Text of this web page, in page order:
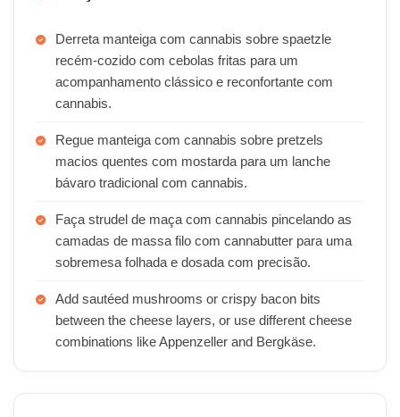
Derreta manteiga com cannabis sobre spaetzle
recém-cozido com cebolas fritas para um
acompanhamento clássico e reconfortante com
cannabis.
Regue manteiga com cannabis sobre pretzels
macios quentes com mostarda para um lanche
bávaro tradicional com cannabis.
Faça strudel de maça com cannabis pincelando as
camadas de massa filo com cannabutter para uma
sobremesa folhada e dosada com precisão.
Add sautéed mushrooms or crispy bacon bits
between the cheese layers, or use different cheese
combinations like Appenzeller and Bergkäse.